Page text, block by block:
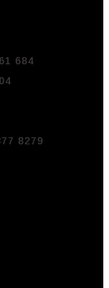
684
8279